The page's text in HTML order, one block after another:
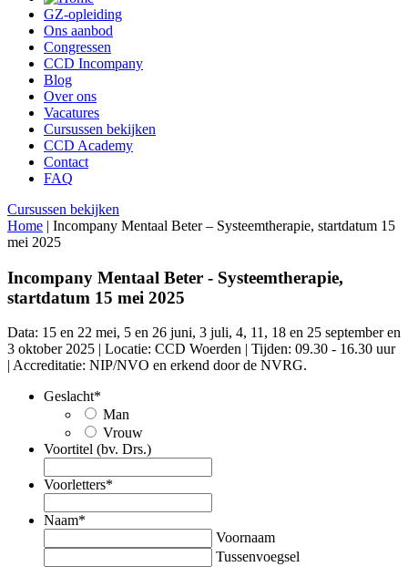
GZ-opleiding
Ons aanbod
Congressen
CCD Incompany
Blog
Over ons
Vacatures
Cursussen bekijken
CCD Academy
Contact
FAQ
Cursussen bekijken
Home | Incompany Mentaal Beter – Systeemtherapie, startdatum 15
mei 2025
Incompany Mentaal Beter - Systeemtherapie,
startdatum 15 mei 2025
Data: 15 en 22 mei, 5 en 26 juni, 3 juli, 4, 11, 18 en 25 september en
3 oktober 2025 | Locatie: CCD Woerden | Tijden: 09.30 - 16.30 uur
| Accreditatie: NIP/NVO en erkend door de NVRG.
Geslacht*
Man
Vrouw
Voortitel (bv. Drs.)
Voorletters*
Naam*
Voornaam
Tussenvoegsel